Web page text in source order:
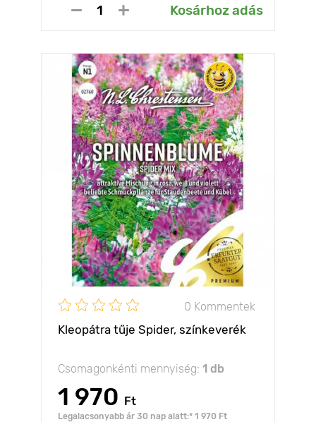
Kosárhoz adás
0 Kommentek
Kleopátra tűje Spider, színkeverék
Csomagonkénti mennyiség: 1 db
1 970 Ft
Legalacsonyabb ár 30 nap alatt:* 1 970 Ft